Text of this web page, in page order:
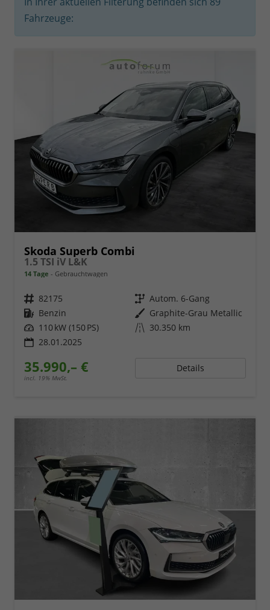
Fahrzeuge:
Skoda Superb Combi
1.5 TSI iV L&K
14 Tage Gebrauchtwagen
Fahrzeugnr. 82175 Getriebe Autom. 6-Gang
Kraftstoff Benzin Außenfarbe Graphite-Grau Metallic
Leistung 110 kW (150 PS) Kilometerstand 30.350 km
28.01.2025
35.990,– €
incl. 19% MwSt.
Details